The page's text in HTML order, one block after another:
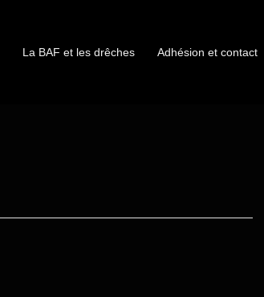
La BAF et les drêches Adhésion et contact